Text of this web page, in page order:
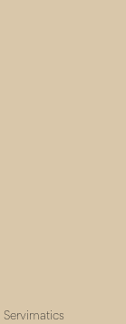
Servimatics